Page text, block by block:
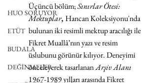
HUO SORUYOR
ETÜT
BUDALA
DEĞİNMELER
Üçüncü bölüm; Sınırlar Ötesi:
Mektuplar, Hancan Koleksiyonu'nda
bulunan iki resimli mektup aracılığı ile
Fikret Muallâ’nın yazı ve resim
üslubunu görünür kılıyor. Deneyimi
önceleyerek tasarlananArşiv Alanı
1967-1989 yılları arasında Fikret